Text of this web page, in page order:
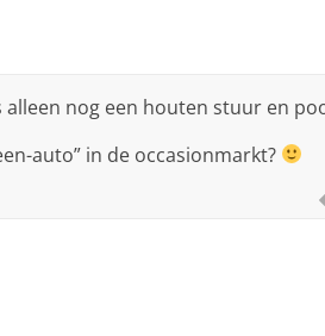
nog een houten stuur en
auto” in de occasionmarkt?